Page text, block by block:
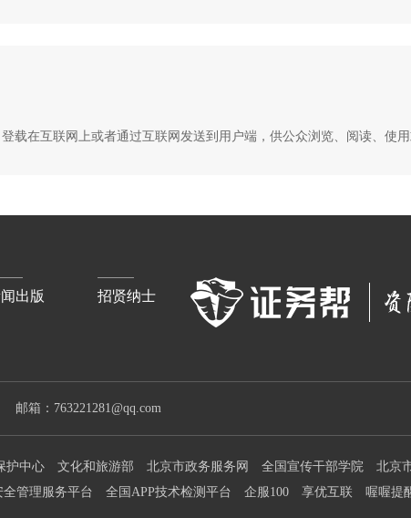
在互联网上或者通过互联网发送到用户端，供公众浏览、阅读、使用
出版 招贤纳士
：763221281@qq.com
护中心 文化和旅游部 北京市政务服务网 全国宣传干部学院
北京
管理服务平台 全国APP技术检测平台 企服100 享优互联 喔喔提